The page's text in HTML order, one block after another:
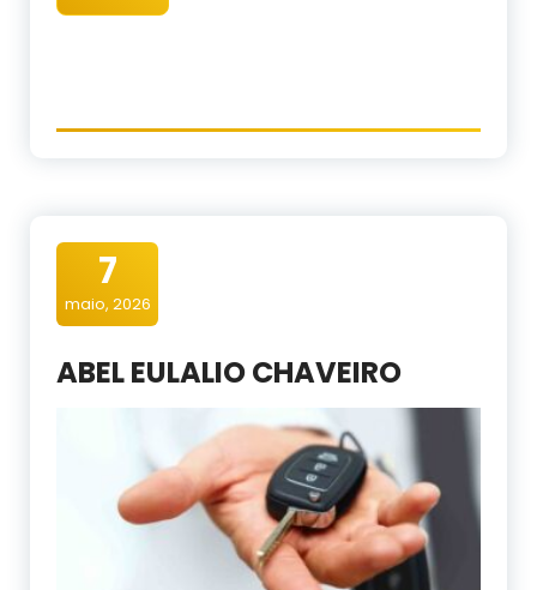
7
maio, 2026
ABEL EULALIO CHAVEIRO